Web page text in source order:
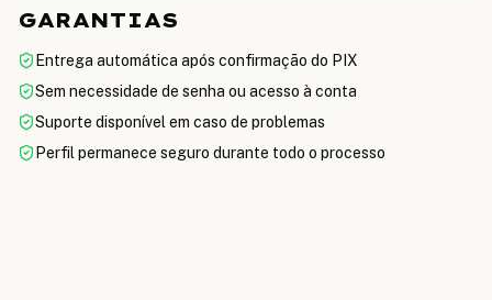
GARANTIAS
Entrega automática após confirmação do PIX
Sem necessidade de senha ou acesso à conta
Suporte disponível em caso de problemas
Perfil permanece seguro durante todo o processo